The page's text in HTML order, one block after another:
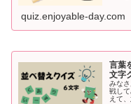
quiz.enjoyable-day.com
言葉
文字
みな
戦し
えて